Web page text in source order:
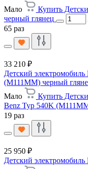
Мало
Купить
черный глянец
65 раз
33 210 ₽
Детский
(M111MM) черный
Мало
Купить
Benz Typ 540K
19 раз
25 950 ₽
Детский